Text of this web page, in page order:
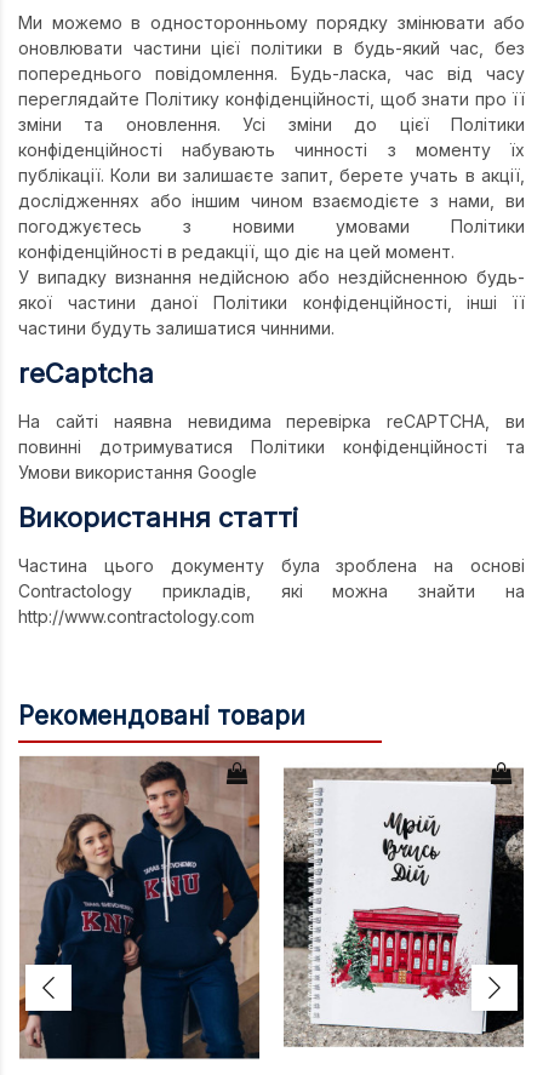
Ми можемо в односторонньому порядку змінювати або
оновлювати частини цієї політики в будь-який час, без
попереднього повідомлення. Будь-ласка, час від часу
переглядайте Політику конфіденційності, щоб знати про її
зміни та оновлення. Усі зміни до цієї Політики
конфіденційності набувають чинності з моменту їх
публікації. Коли ви залишаєте запит, берете учать в акції,
дослідженнях або іншим чином взаємодієте з нами, ви
погоджуєтесь з новими умовами Політики
конфіденційності в редакції, що діє на цей момент.
У випадку визнання недійсною або нездійсненною будь-
якої частини даної Політики конфіденційності, інші її
частини будуть залишатися чинними.
reCaptcha
На сайті наявна невидима перевірка reCAPTCHA, ви
повинні дотримуватися Політики конфіденційності та
Умови використання Google
Використання статті
Частина цього документу була зроблена на основі
Contractology прикладів, які можна знайти на
http://www.contractology.com
Рекомендовані товари